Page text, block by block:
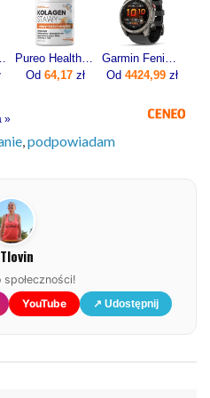
20kg
Pureo Health Kolagen Stawy + Stawy Kości Mięśnie Smak Neutralny 30 Porcji
Od 64,17zł
Garmin Fenix 8 Pro 51mm Grafitowy
Od 4424,99zł
»
,podpowiadam
społeczności!
YouTube ↗ Udostępnij